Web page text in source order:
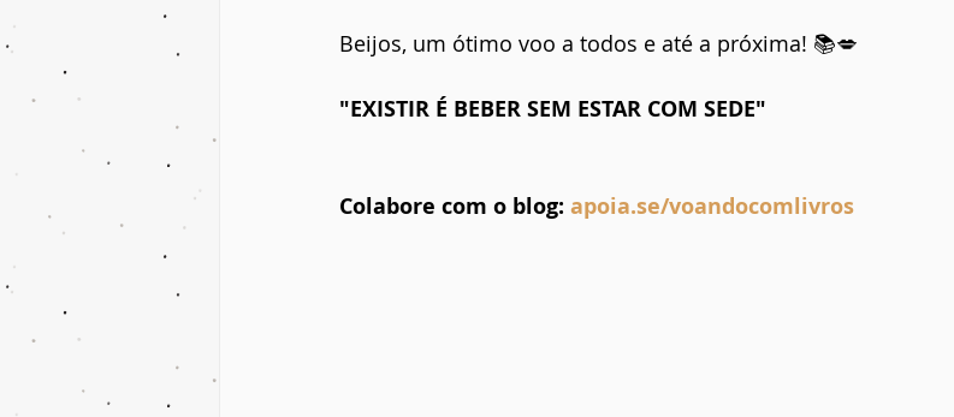
Beijos, um ótimo voo a todos e até a próxima! 📚💋
"EXISTIR É BEBER SEM ESTAR COM SEDE"
Colabore com o blog: apoia.se/voandocomlivros